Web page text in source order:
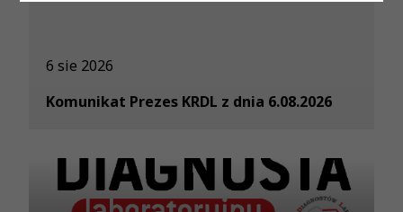
6 sie 2026
Komunikat Prezes KRDL z dnia 6.08.2026